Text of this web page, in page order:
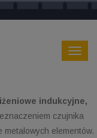
indukcyjne,
czujnika
elementów.